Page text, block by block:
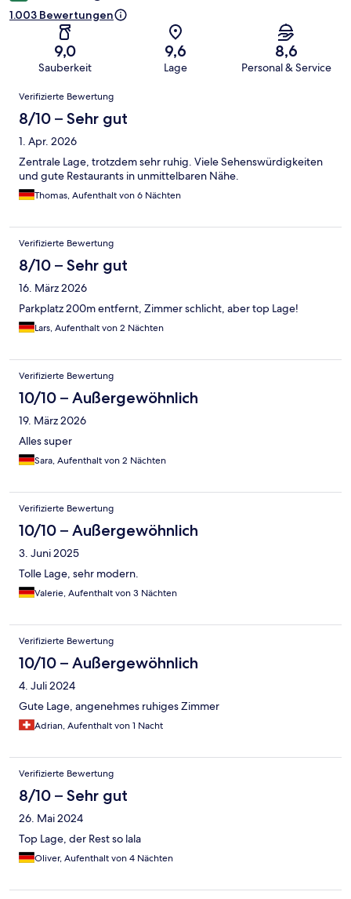
1.003 Bewertungen
9,0
Sauberkeit
9,6
Lage
8,6
Personal & Service
Bewertungen
Verifizierte Bewertung
8/10 – Sehr gut
1. Apr. 2026
Zentrale Lage, trotzdem sehr ruhig. Viele Sehenswürdigkeiten
und gute Restaurants in unmittelbaren Nähe.
Thomas, Aufenthalt von 6 Nächten
Verifizierte Bewertung
8/10 – Sehr gut
16. März 2026
Parkplatz 200m entfernt, Zimmer schlicht, aber top Lage!
Lars, Aufenthalt von 2 Nächten
Verifizierte Bewertung
10/10 – Außergewöhnlich
19. März 2026
Alles super
Sara, Aufenthalt von 2 Nächten
Verifizierte Bewertung
10/10 – Außergewöhnlich
3. Juni 2025
Tolle Lage, sehr modern.
Valerie, Aufenthalt von 3 Nächten
Verifizierte Bewertung
10/10 – Außergewöhnlich
4. Juli 2024
Gute Lage, angenehmes ruhiges Zimmer
Adrian, Aufenthalt von 1 Nacht
Verifizierte Bewertung
8/10 – Sehr gut
26. Mai 2024
Top Lage, der Rest so lala
Oliver, Aufenthalt von 4 Nächten